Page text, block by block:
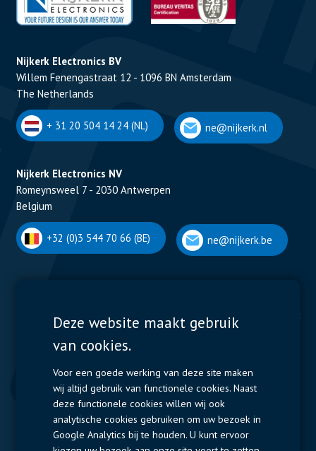
Nijkerk Electronics BV
Willem Fenengastraat 12 - 1096 BN Amsterdam
The Netherlands
+ 31 20 504 14 24 (NL) ne@nijkerk.nl
Nijkerk Electronics NV
Romeynsweel 7 - 2030 Antwerpen
Belgium
+32 (0)3 544 70 66 (BE) ne@nijkerk.be
Display Solutions
Displays
Power Solutions
Contactors & Fuses
Measurement
Resistors
Deze website maakt gebruik
van cookies.
Voor een goede werking van deze site maken
wij altijd gebruik van functionele cookies. Naast
deze functionele cookies willen wij ook
analytische cookies gebruiken om uw bezoek in
Google Analytics bij te houden. U kunt ervoor